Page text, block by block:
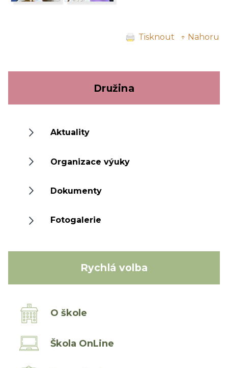
Tisknout ↑ Nahoru
Družina
Aktuality
Organizace výuky
Dokumenty
Fotogalerie
Rychlá volba
O škole
Škola OnLine